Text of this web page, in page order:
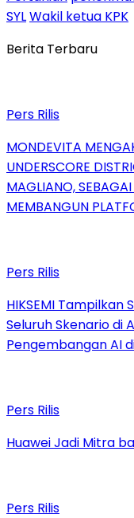
SYLWakil ketua KPK
Berita Terbaru
Pers Rilis
MONDEVITA
UNDERSCORE
MAGLIANO,
MEMBANGUN
Pers Rilis
HIKSEMI Tampilkan
Seluruh Skenario di
Pengembangan AI
Pers Rilis
Huawei Jadi Mitra
Pers Rilis